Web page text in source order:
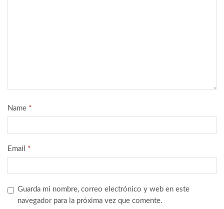
Name *
Email *
Guarda mi nombre, correo electrónico y web en este
navegador para la próxima vez que comente.